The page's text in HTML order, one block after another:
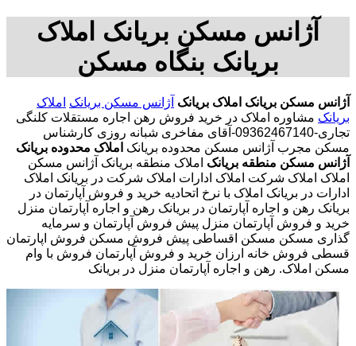
آژانس مسکن بریانک املاک
بریانک بنگاه مسکن
آژانس مسکن بریانک املاک بریانک آژانس مسکن بریانک املاک
بریانک مشاوره املاک در خرید فروش رهن اجاره مستقلات کلنگی
تجاری-09362467140-آقای مفاخری شبانه روزی کارشناس
مسکن مجرب آژانس مسکن محدوده بریانک املاک محدوده بریانک
آژانس مسکن منطقه بریانک املاک منطقه بریانک آژانس مسکن
املاک املاک شرکت املاک ادارات املاک شرکت در بریانک املاک
ادارات در بریانک املاک با نرخ اتحادیه خرید و فروش آپارتمان در
بریانک رهن و اجاره آپارتمان در بریانک رهن و اجاره آپارتمان منزل
خرید و فروش آپارتمان منزل پیش فروش آپارتمان و سرمایه
گذاری مسکن مسکن اقساطی پیش فروش مسکن فروش اپارتمان
قسطی فروش خانه ارزان خرید و فروش آپارتمان فروش با وام
مسکن املاک. رهن و اجاره آپارتمان منزل در بریانک